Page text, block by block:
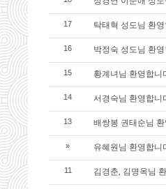
17 탁태혁 성도님 환
16 박정숙 성도님 환
15 황계녀님 환영합
14 서경숙님 환영합
13 배쌍봉 권태순님
» 유혜원님 환영합
11 김경춘, 김명옥님